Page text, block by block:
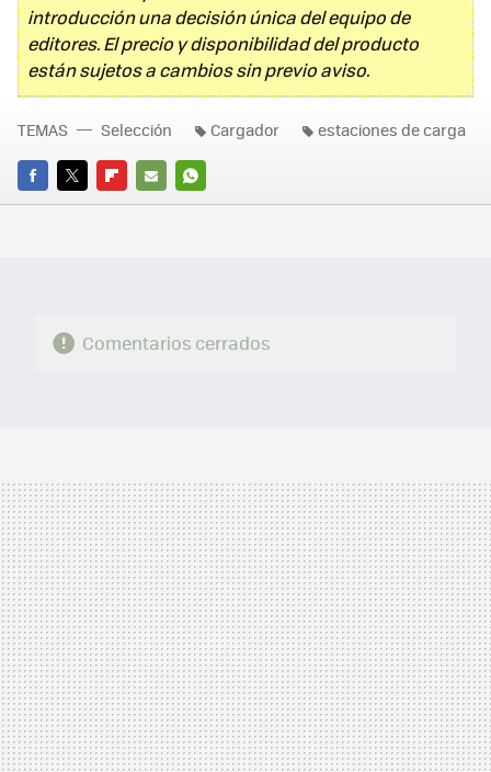
introducción una decisión única del equipo de
editores. El precio y disponibilidad del producto
están sujetos a cambios sin previo aviso.
FACEBOOK
TWITTERFLIPBOARD
E-
WHATSAPP
TEMAS Selección Cargador estaciones de carga
Comentarios cerrados